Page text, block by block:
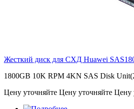
Жесткий диск для СХД Huawei
1800GB 10K RPM 4KN SAS Disk
Цену уточняйте Цену уточняйте Цену